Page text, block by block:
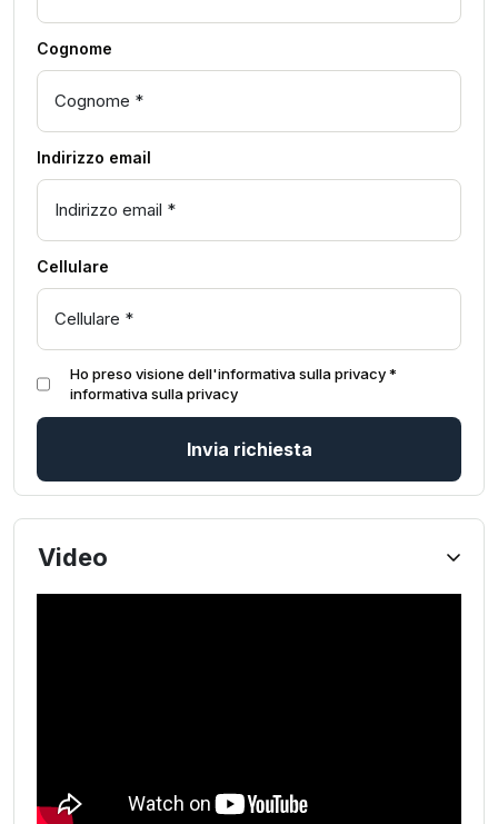
Cognome
Indirizzo email
Cellulare
Ho preso visione dell'informativa sulla privacy *
informativa sulla privacy
Invia richiesta
Video